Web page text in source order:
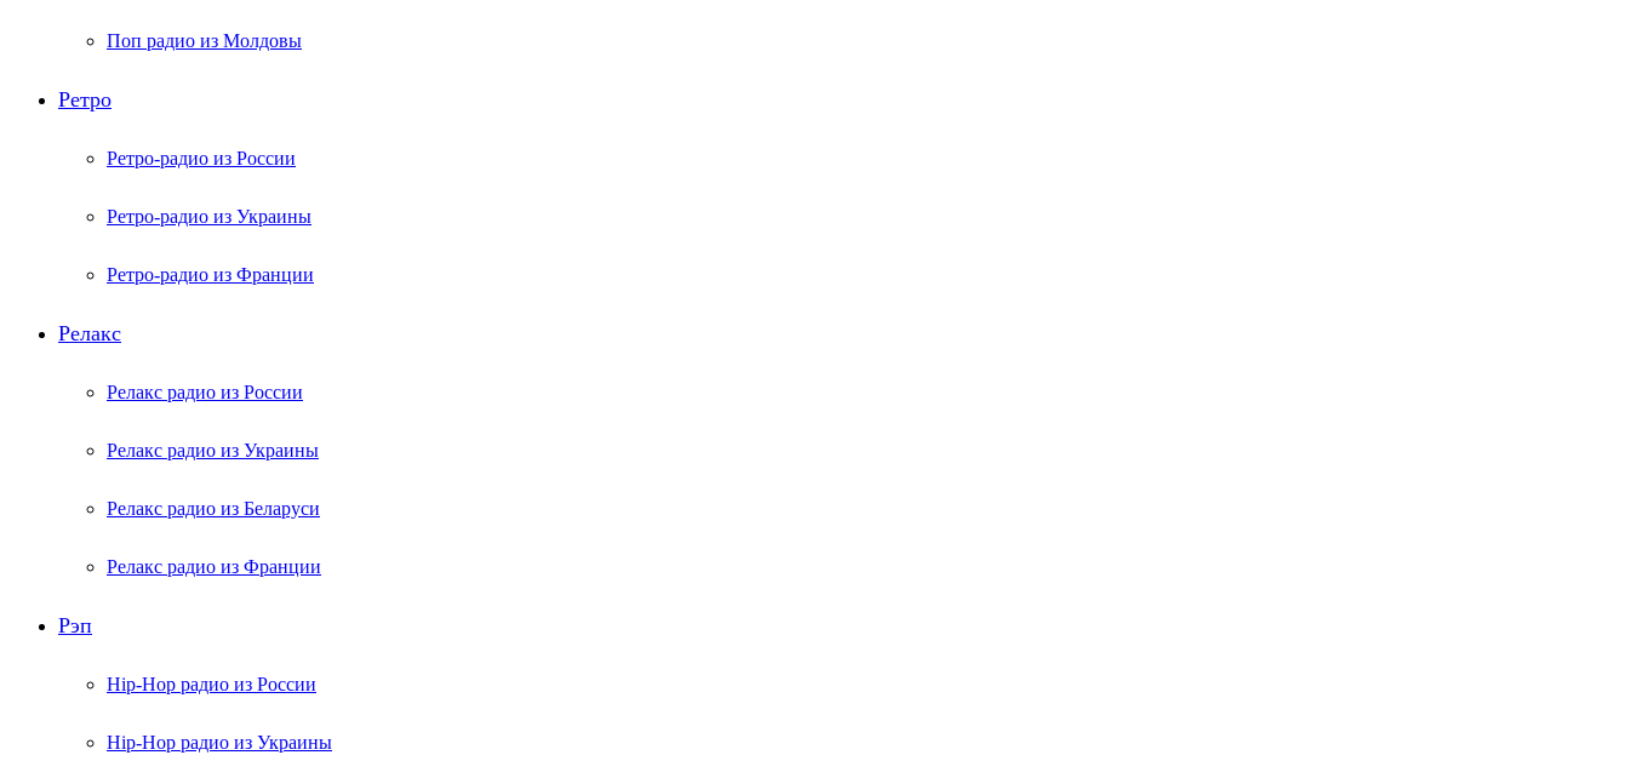
Поп радио из Молдовы
Ретро
Ретро-радио из России
Ретро-радио из Украины
Ретро-радио из Франции
Релакс
Релакс радио из России
Релакс радио из Украины
Релакс радио из Беларуси
Релакс радио из Франции
Рэп
Hip-Hop радио из России
Hip-Hop радио из Украины